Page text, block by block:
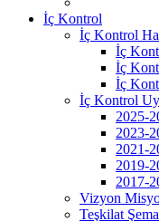
İç Kontrol
İç Kontrol
İç
İç
İç
İç Kontrol
2025-
2023-
2021-
2019-
2017-
Vizyon
Teşkilat